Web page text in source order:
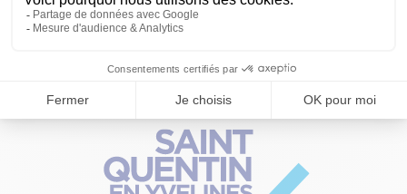
CARTOTHÈQUEOPENDATAPLAN DU SITEFAQ
SUIVEZ-NOUS